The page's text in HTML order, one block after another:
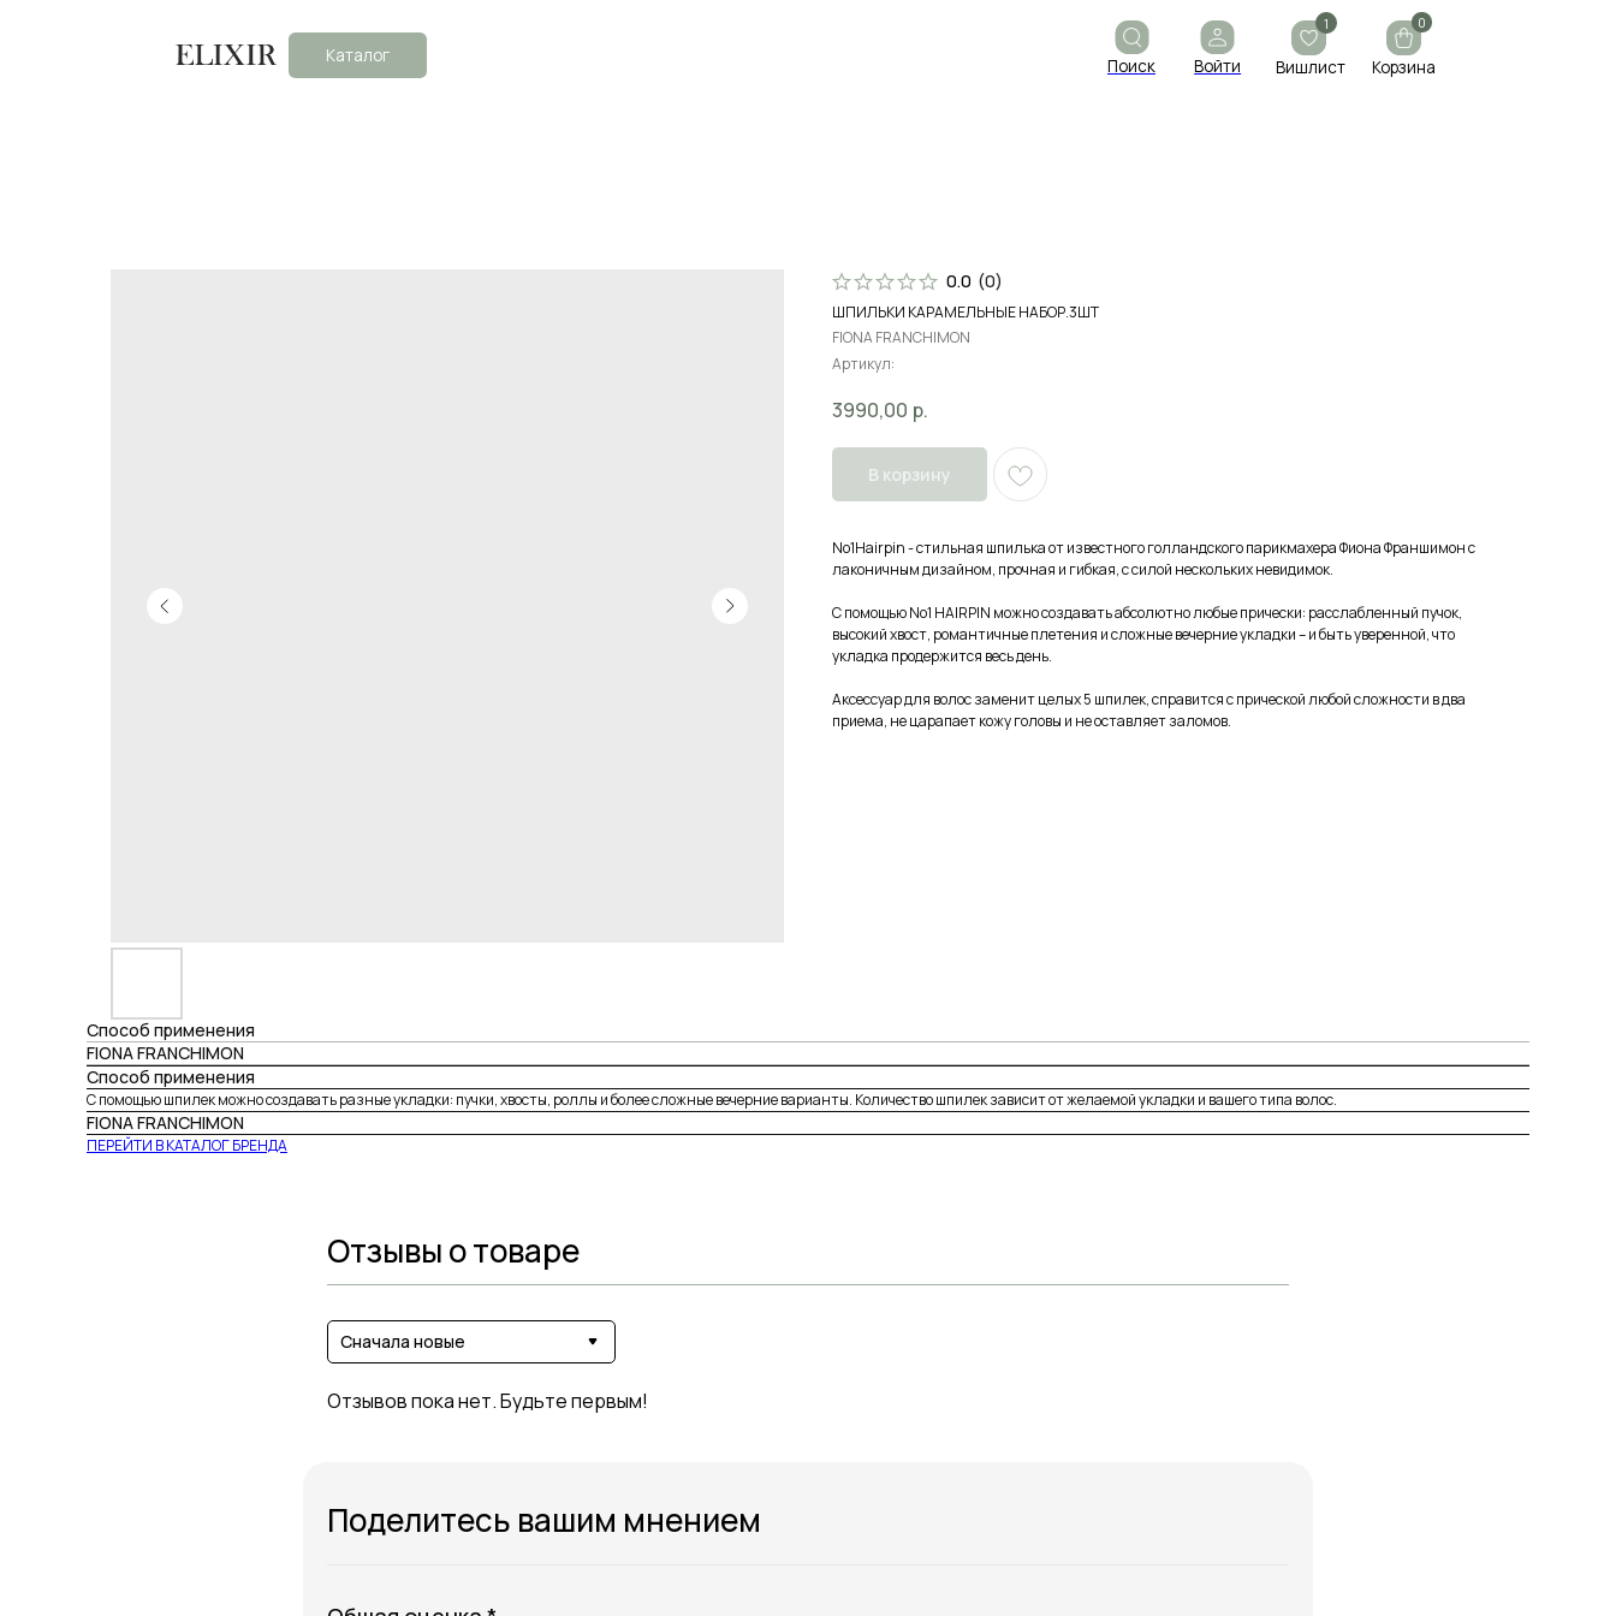
Каталог Войти Корзина
Вишлист
0.0 (0)
ШПИЛЬКИ КАРАМЕЛЬНЫЕ НАБОР.3ШТ
FIONA FRANCHIMON
Артикул:
3990,00 р.
В корзину
No1Hairpin - стильная шпилька от известного голландского парикмахера Фиона Франшимон с
лаконичным дизайном, прочная и гибкая, с силой нескольких невидимок.
С помощью No1 HAIRPIN можно создавать абсолютно любые прически: расслабленный пучок,
высокий хвост, романтичные плетения и сложные вечерние укладки – и быть уверенной, что
укладка продержится весь день.
Аксессуар для волос заменит целых 5 шпилек, справится с прической любой сложности в два
приема, не царапает кожу головы и не оставляет заломов.
Способ применения
FIONA FRANCHIMON
Способ применения
С помощью шпилек можно создавать разные укладки: пучки, хвосты, роллы и более сложные вечерние варианты. Количество шпилек зависит от желаемой укладки и вашего типа волос.
FIONA FRANCHIMON
ПЕРЕЙТИ В КАТАЛОГ БРЕНДА
Отзывы о товаре
Сначала новые
Отзывов пока нет. Будьте первым!
Поделитесь вашим мнением